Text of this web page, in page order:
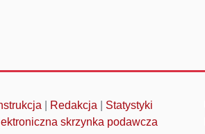
Redakcja
Statystyki
skrzynka podawcza